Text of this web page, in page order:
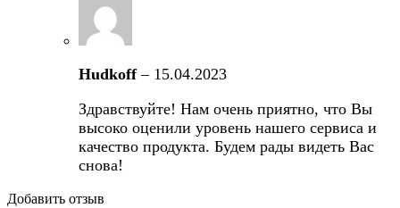
Hudkoff– 15.04.2023
Здравствуйте! Нам очень приятно, что Вы
высоко оценили уровень нашего сервиса и
качество продукта. Будем рады видеть Вас
снова!
Добавить отзыв